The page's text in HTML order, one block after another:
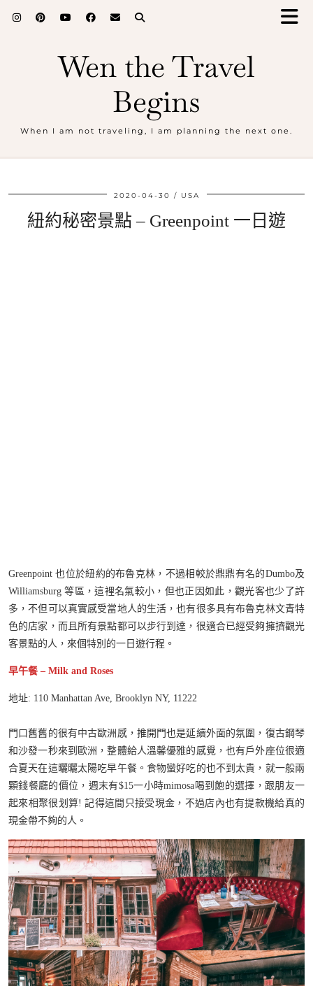
Wen the Travel
Begins
When I am not traveling, I am planning the next one.
2020-04-30 USA
紐約秘密景點 – Greenpoint 一日遊
Greenpoint 也位於紐約的布魯克林，不過相較於鼎鼎有名的Dumbo及
Williamsburg 等區，這裡名氣較小，但也正因如此，觀光客也少了許
多，不但可以真實感受當地人的生活，也有很多具有布魯克林文青特
色的店家，而且所有景點都可以步行到達，很適合已經受夠擁擠觀光
客景點的人，來個特別的一日遊行程。
早午餐 – Milk and Roses
地址: 110 Manhattan Ave, Brooklyn NY, 11222
門口舊舊的很有中古歐洲感，推開門也是延續外面的氛圍，復古鋼琴
和沙發一秒來到歐洲，整體給人溫馨優雅的感覺，也有戶外座位很適
合夏天在這曬曬太陽吃早午餐。食物蠻好吃的也不到太貴，就一般兩
顆錢餐廳的價位，週末有$15一小時mimosa喝到飽的選擇，跟朋友一
起來相聚很划算! 記得這間只接受現金，不過店內也有提款機給真的
現金帶不夠的人。